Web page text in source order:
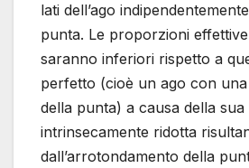
lati dell’ago
punta. Le proporzioni
saranno inferiori rispetto a
perfetto (cioè un ago con
della punta) a causa della sua
intrinsecamente ridotta
dall’arrotondamento della